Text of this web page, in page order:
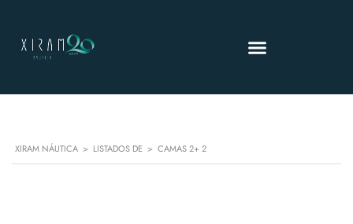
XIRAM NÁUTICA > LISTADOS DE > CAMAS 2+ 2